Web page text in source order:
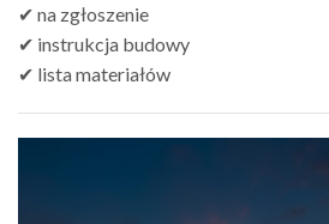
✔ na zgłoszenie
✔ instrukcja budowy
✔ lista materiałów